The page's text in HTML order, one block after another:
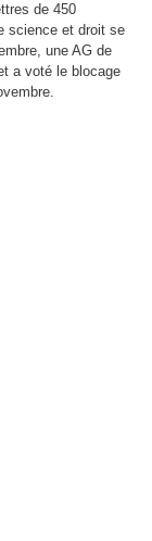
de 450
science et droit se
une AG de
a voté le blocage